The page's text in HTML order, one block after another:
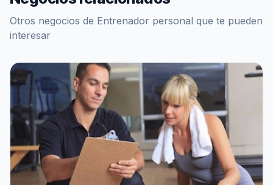
Otros negocios de Entrenador personal que te pueden
interesar